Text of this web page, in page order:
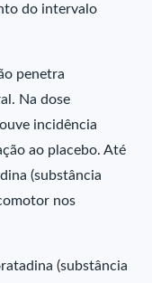
do intervalo
penetra
Na dose
incidência
ao placebo. Até
(substância
nos
(substância